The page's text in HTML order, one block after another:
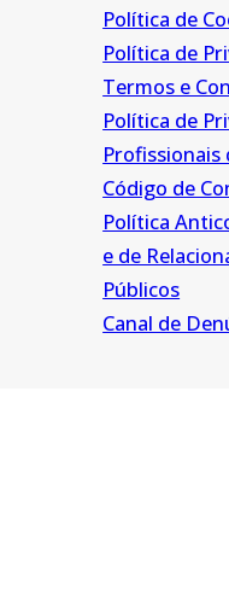
Política de
Política de
Termos e
Política de
Profissionais
Código de
Política
e de
Públicos
Canal de